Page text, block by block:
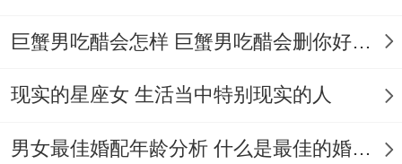
至从聊天表情包拆开看出感情进展。
报复性反击被欺骗后会精心布局反击 拿…来
说收集证据后选择对方升职当天揭发丑闻。
巨蟹男吃醋会怎样 巨蟹男吃醋会删你好友吗
现实的星座女 生活当中特别现实的人
男女最佳婚配年龄分析 什么是最佳的婚配年龄吗